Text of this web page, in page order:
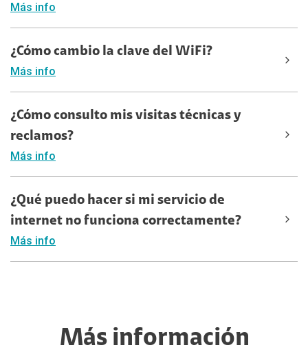
Más info
¿Cómo cambio la clave del WiFi?
Más info
¿Cómo consulto mis visitas técnicas y
reclamos?
Más info
¿Qué puedo hacer si mi servicio de
internet no funciona correctamente?
Más info
Más información